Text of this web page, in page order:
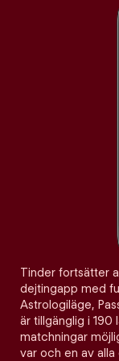
Tinder fortsätter
dejtingapp med
Astrologiläge,
är tillgänglig i
matchningar
var och en av